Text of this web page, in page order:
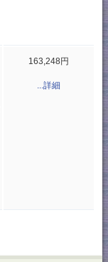
163,248円
...詳細